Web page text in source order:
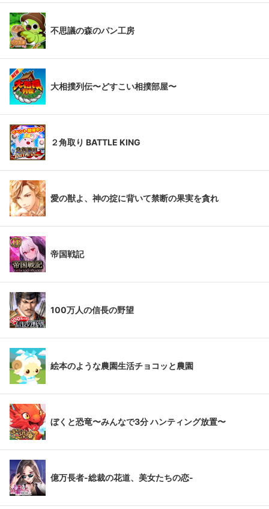
不思議の森のパン工房
大相撲列伝〜どすこい相撲部屋〜
２角取り BATTLE KING
愛の獣よ、神の掟に背いて禁断の果実を貪れ
帝国戦記
100万人の信長の野望
絵本のような農園生活チョコッと農園
ぼくと恐竜〜みんなで3分 ハンティング放置〜
億万長者-総裁の花道、美女たちの恋-